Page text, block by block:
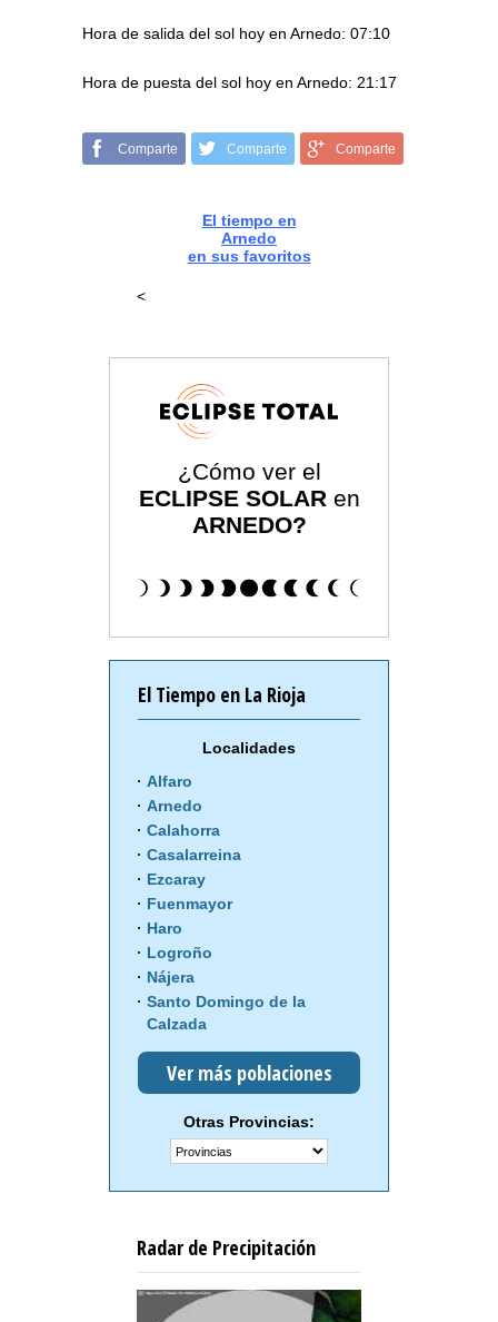
Hora de salida del sol hoy en Arnedo: 07:10
Hora de puesta del sol hoy en Arnedo: 21:17
Comparte Comparte Comparte
El tiempo en
Arnedo
en sus favoritos
<
¿Cómo ver el
ECLIPSE SOLAR en
ARNEDO?
El Tiempo en La Rioja
Localidades
Alfaro
Arnedo
Calahorra
Casalarreina
Ezcaray
Fuenmayor
Haro
Logroño
Nájera
Santo Domingo de la
Calzada
Ver más poblaciones
Otras Provincias:
Radar de Precipitación